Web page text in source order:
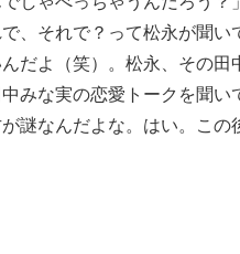
、それで？って松永が聞い
だよ（笑）。松永、その田
みな実の恋愛トークを聞い
謎なんだよな。はい。この